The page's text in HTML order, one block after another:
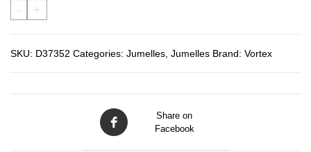
- +
SKU: D37352 Categories: Jumelles Jumelles Brand: Vortex
Share on
Facebook